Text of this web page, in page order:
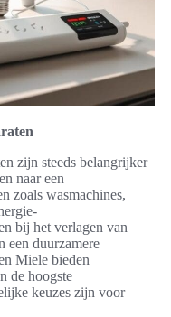
zijn steeds belangrijker
naar een
zoals wasmachines,
bij het verlagen van
een duurzamere
Miele bieden
de hoogste
keuzes zijn voor